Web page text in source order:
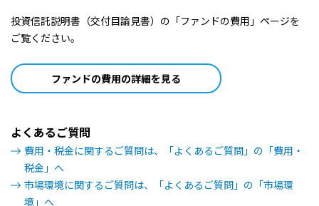
2002/01/31
2001/07/31 10円
2000/07/31 0円
2000/01/31 0円
投資信託説明書（交付目論見書）の「ファンドの費用」ページを
ご覧ください。
ファンドの費用の詳細を見る
よくあるご質問
費用・税金に関するご質問は、「よくあるご質問」の「費用・
税金」へ
市場環境に関するご質問は、「よくあるご質問」の「市場環
境」へ